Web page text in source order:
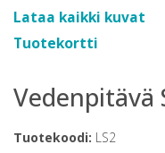
Lataa kaikki kuvat
Tuotekortti
Vedenpitävä
Tuotekoodi: LS2